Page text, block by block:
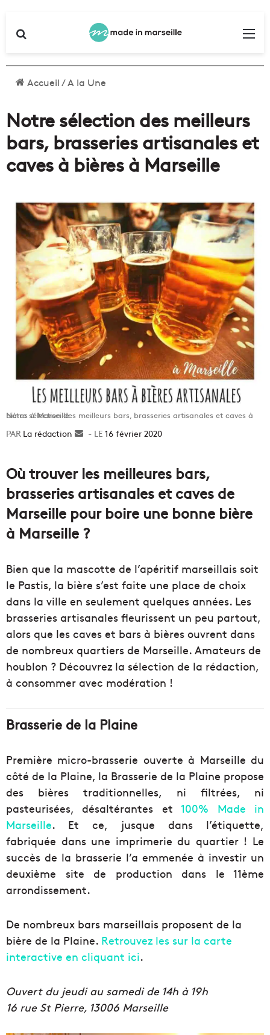
Accueil/A la Une
Notre sélection des meilleurs
bars, brasseries artisanales et
caves à bières à Marseille
Notre sélection des meilleurs bars, brasseries artisanales et caves à bières à Marseille
La rédaction
Envoyer16 février 2020
Où trouver les meilleures bars,
brasseries artisanales et caves de
Marseille pour boire une bonne bière
à Marseille ?
Bien que la mascotte de l’apéritif marseillais soit
le Pastis, la bière s’est faite une place de choix
dans la ville en seulement quelques années. Les
brasseries artisanales fleurissent un peu partout,
alors que les caves et bars à bières ouvrent dans
de nombreux quartiers de Marseille. Amateurs de
houblon ? Découvrez la sélection de la rédaction,
à consommer avec modération !
Brasserie de la Plaine
Première micro-brasserie ouverte à Marseille du
côté de la Plaine, la Brasserie de la Plaine propose
des bières traditionnelles, ni filtrées, ni
pasteurisées, désaltérantes et100% Made in
Marseille. Et ce, jusque dans l’étiquette,
fabriquée dans une imprimerie du quartier ! Le
succès de la brasserie l’a emmenée à investir un
deuxième site de production dans le 11ème
arrondissement.
De nombreux bars marseillais proposent de la
bière de la Plaine. Retrouvez les sur la carte
interactive en cliquant ici.
Ouvert du jeudi au samedi de 14h à 19h
16 rue St Pierre, 13006 Marseille